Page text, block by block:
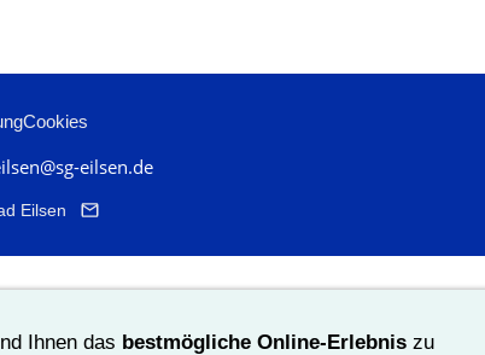
Cookies
eilsen.de
Eilsen
Ihnen das bestmögliche Online-Erlebnis zu